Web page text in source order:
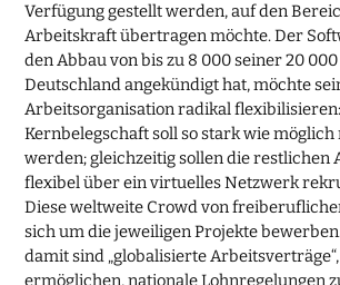
Verfügung gestellt werden, auf den
Arbeitskraft übertragen möchte. Der
den Abbau von bis zu 8 000 seiner 20
Deutschland angekündigt hat, möchte
Arbeitsorganisation radikal
Kernbelegschaft soll so stark wie
werden; gleichzeitig sollen die restlichen
flexibel über ein virtuelles Netzwerk
Diese weltweite Crowd von
sich um die jeweiligen Projekte
damit sind „globalisierte
ermöglichen, nationale Lohnregelungen